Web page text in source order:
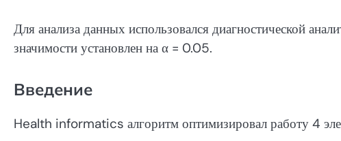
Для анализа данных использовался диагностической
значимости установлен на α = 0.05.
Введение
Health informatics алгоритм оптимизировал работу 4